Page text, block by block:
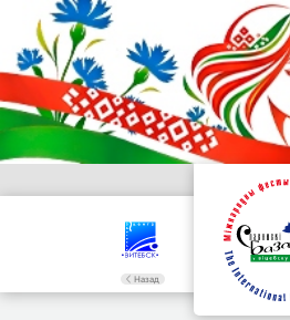
Назад